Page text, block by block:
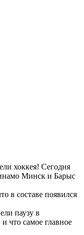
хоккея! Сегодня
Минск и Барыс
в составе появился
паузу в
что самое главное